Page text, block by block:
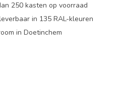
250 kasten op voorraad
in 135 RAL-kleuren
in Doetinchem